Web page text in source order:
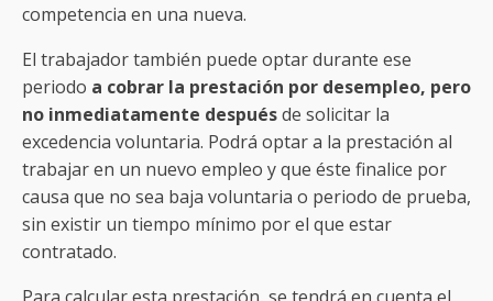
competencia en una nueva.
El trabajador también puede optar durante ese
periodo a cobrar la prestación por desempleo, pero
no inmediatamente despuésde solicitar la
excedencia voluntaria. Podrá optar a la prestación al
trabajar en un nuevo empleo y que éste finalice por
causa que no sea baja voluntaria o periodo de prueba,
sin existir un tiempo mínimo por el que estar
contratado.